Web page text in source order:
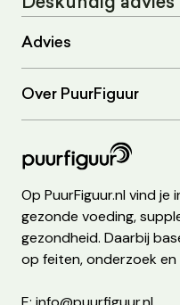
Advies
Over PuurFiguur
Op PuurFiguur.nl vind
gezonde voeding,
gezondheid. Daarbij
op feiten, onderzoek